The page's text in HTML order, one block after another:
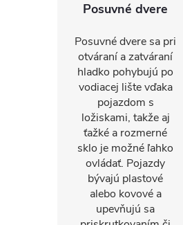
Posuvné dvere
Posuvné dvere sa pri
otváraní a zatváraní
hladko pohybujú po
vodiacej lište vďaka
pojazdom s
ložiskami, takže aj
ťažké a rozmerné
sklo je možné ľahko
ovládať. Pojazdy
bývajú plastové
alebo kovové a
upevňujú sa